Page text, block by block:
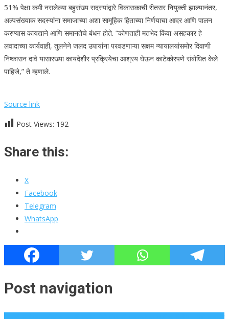
51% पेक्षा कमी नसलेल्या बहुसंख्य सदस्यांद्वारे विकासकाची रीतसर नियुक्ती झाल्यानंतर,
अल्पसंख्याक सदस्यांना समाजाच्या अशा सामूहिक हिताच्या निर्णयाचा आदर आणि पालन
करण्यास कायद्याने आणि समानतेचे बंधन होते. “कोणताही मतभेद किंवा असहकार हे
लवादाच्या कार्यवाही, तुलनेने जलद उपायांना परवडणाऱ्या सक्षम न्यायालयांसमोर दिवाणी
निष्कासन दावे यासारख्या कायदेशीर प्रक्रियेचा आश्रय घेऊन काटेकोरपणे संबोधित केले
पाहिजे,” ते म्हणाले.
Source link
Post Views: 192
Share this:
X
Facebook
Telegram
WhatsApp
Post navigation